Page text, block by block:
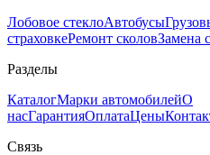
Лобовое стеклоАвтобусы
страховкеРемонт сколовЗамена
Разделы
КаталогМарки автомобилейО
насГарантияОплатаЦены
Связь